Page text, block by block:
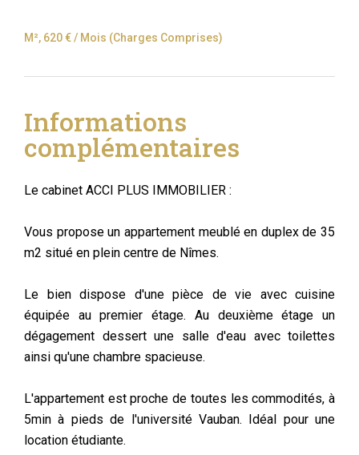
M², 620 € / Mois (Charges Comprises)
Informations
complémentaires
Le cabinet ACCI PLUS IMMOBILIER :
Vous propose un appartement meublé en duplex de 35
m2 situé en plein centre de Nîmes.
Le bien dispose d'une pièce de vie avec cuisine
équipée au premier étage. Au deuxième étage un
dégagement dessert une salle d'eau avec toilettes
ainsi qu'une chambre spacieuse.
L'appartement est proche de toutes les commodités, à
5min à pieds de l'université Vauban. Idéal pour une
location étudiante.